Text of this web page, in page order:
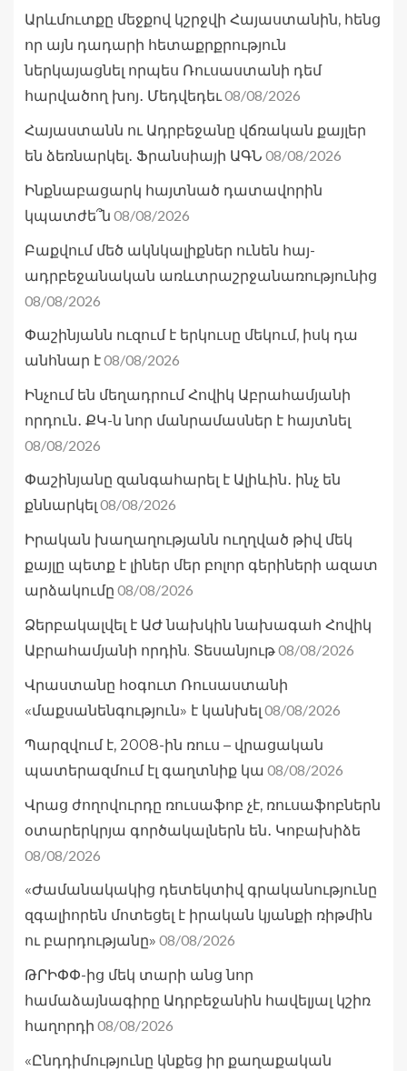
Արևմուտքը մեջքով կշրջվի Հայաստանին, հենց
որ այն դադարի հետաքրքրություն
ներկայացնել որպես Ռուսաստանի դեմ
հարվածող խոյ․ Մեդվեդեւ08/08/2026
Հայաստանն ու Ադրբեջանը վճռական քայլեր
են ձեռնարկել․ Ֆրանսիայի ԱԳՆ 08/08/2026
Ինքնաբացարկ հայտնած դատավորին
կպատժե՞ն 08/08/2026
Բաքվում մեծ ակնկալիքներ ունեն հայ-
ադրբեջանական առևտրաշրջանառությունից
08/08/2026
Փաշինյանն ուզում է երկուսը մեկում, իսկ դա
անհնար է08/08/2026
Ինչում են մեղադրում Հովիկ Աբրահամյանի
որդուն․ ՔԿ-ն նոր մանրամասներ է հայտնել
08/08/2026
Փաշինյանը զանգահարել է Ալիևին․ ինչ են
քննարկել 08/08/2026
Իրական խաղաղությանն ուղղված թիվ մեկ
քայլը պետք է լիներ մեր բոլոր գերիների ազատ
արձակումը 08/08/2026
Ձերբակալվել է ԱԺ նախկին նախագահ Հովիկ
Աբրահամյանի որդին. Տեսանյութ08/08/2026
Վրաստանը հօգուտ Ռուսաստանի
«մաքսանենգություն» է կանխել 08/08/2026
Պարզվում է, 2008-ին ռուս – վրացական
պատերազմում էլ գաղտնիք կա 08/08/2026
Վրաց ժողովուրդը ռուսաֆոբ չէ, ռուսաֆոբներն
օտարերկրյա գործակալներն են․ Կոբախիձե
08/08/2026
«Ժամանակակից դետեկտիվ գրականությունը
զգալիորեն մոտեցել է իրական կյանքի ռիթմին
ու բարդությանը» 08/08/2026
ԹՐԻՓՓ-ից մեկ տարի անց նոր
համաձայնագիրը Ադրբեջանին հավելյալ կշիռ
հաղորդի 08/08/2026
«Ընդդիմությունը կնքեց իր քաղաքական